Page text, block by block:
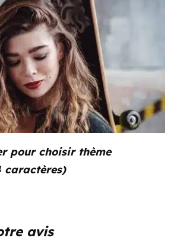
pour choisir thème
caractères)
avis